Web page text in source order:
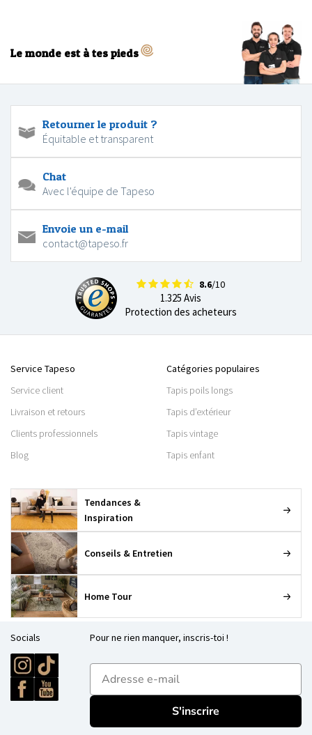
Le monde est à tes pieds
Retourner le produit ?
Équitable et transparent
Chat
Avec l'équipe de Tapeso
Envoie un e-mail
contact@tapeso.fr
8.6/10
1.325 Avis
Protection des acheteurs
Service Tapeso
Service client
Livraison et retours
Clients professionnels
Blog
Catégories populaires
Tapis poils longs
Tapis d’extérieur
Tapis vintage
Tapis enfant
Tendances &
Inspiration
Conseils & Entretien
Home Tour
Socials Pour ne rien manquer, inscris-toi !
E-mailadres
S'inscrire